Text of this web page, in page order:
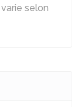
selon